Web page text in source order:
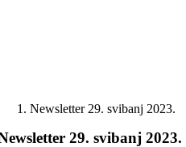
Newsletter 29. svibanj 2023.
29. svibanj 2023.